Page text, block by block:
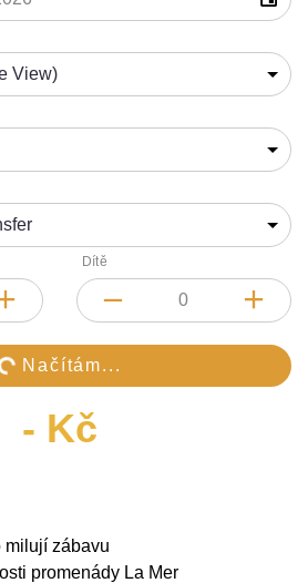
Dítě
Načítám...
- Kč
milují zábavu
promenády La Mer